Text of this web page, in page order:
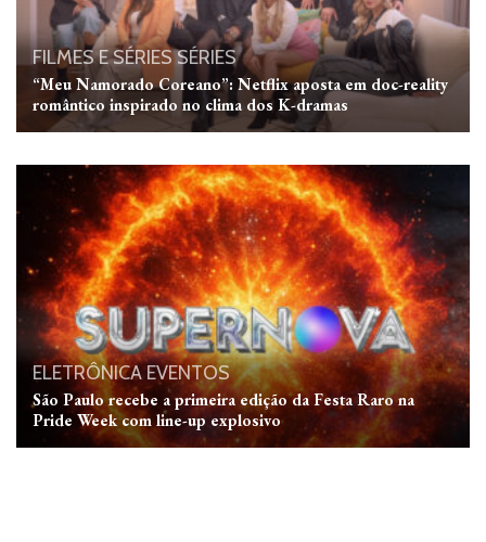
FILMES E SÉRIES SÉRIES
“Meu Namorado Coreano”: Netflix aposta em doc-reality
romântico inspirado no clima dos K-dramas
ELETRÔNICA EVENTOS
São Paulo recebe a primeira edição da Festa Raro na
Pride Week com line-up explosivo